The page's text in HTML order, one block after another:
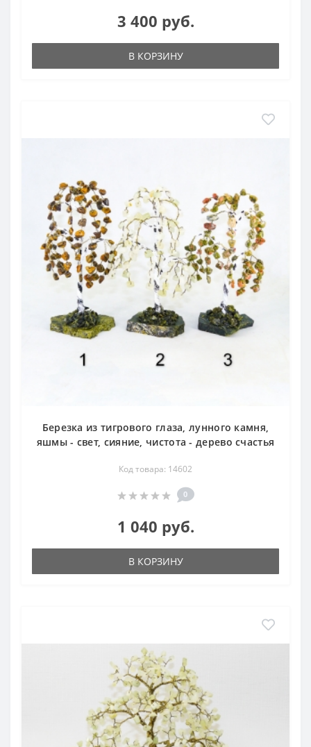
3 400 руб.
В КОРЗИНУ
Березка из тигрового глаза, лунного камня,
яшмы - свет, сияние, чистота - дерево счастья
Код товара: 14602
0
1 040 руб.
В КОРЗИНУ